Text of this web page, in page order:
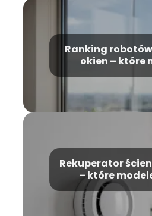
Ranking
okien – które
Rekuperator
– które
wybrać?